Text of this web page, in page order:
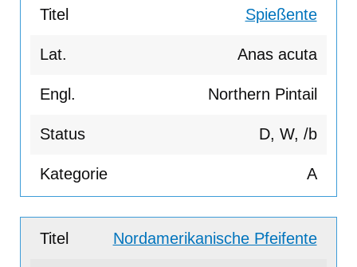
Spießente
Anas acuta
Northern Pintail
D, W, /b
A
Nordamerikanische Pfeifente